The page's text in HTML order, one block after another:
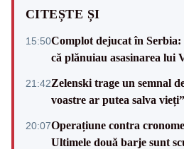
CITEȘTE ȘI
15:50Complot dejucat în
că plănuiau asasinarea lui
21:42Zelenski trage un semnal
voastre ar putea salva vieți”
20:07Operațiune contra
Ultimele două barje sunt